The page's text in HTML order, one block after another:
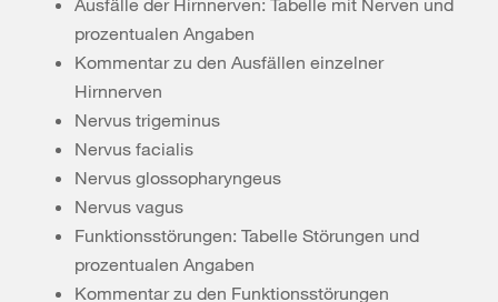
Ausfälle der Hirnnerven: Tabelle mit Nerven und
prozentualen Angaben
Kommentar zu den Ausfällen einzelner
Hirnnerven
Nervus trigeminus
Nervus facialis
Nervus glossopharyngeus
Nervus vagus
Funktionsstörungen: Tabelle Störungen und
prozentualen Angaben
Kommentar zu den Funktionsstörungen